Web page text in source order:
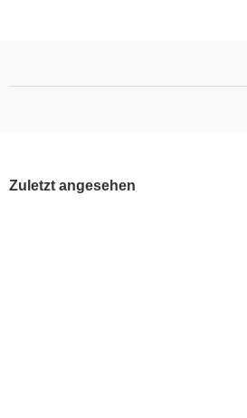
Zuletzt angesehen